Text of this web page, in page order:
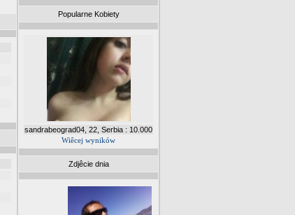
Popularne Kobiety
sandrabeograd04, 22, Serbia : 10.000
Wiêcej wyników
Zdjêcie dnia